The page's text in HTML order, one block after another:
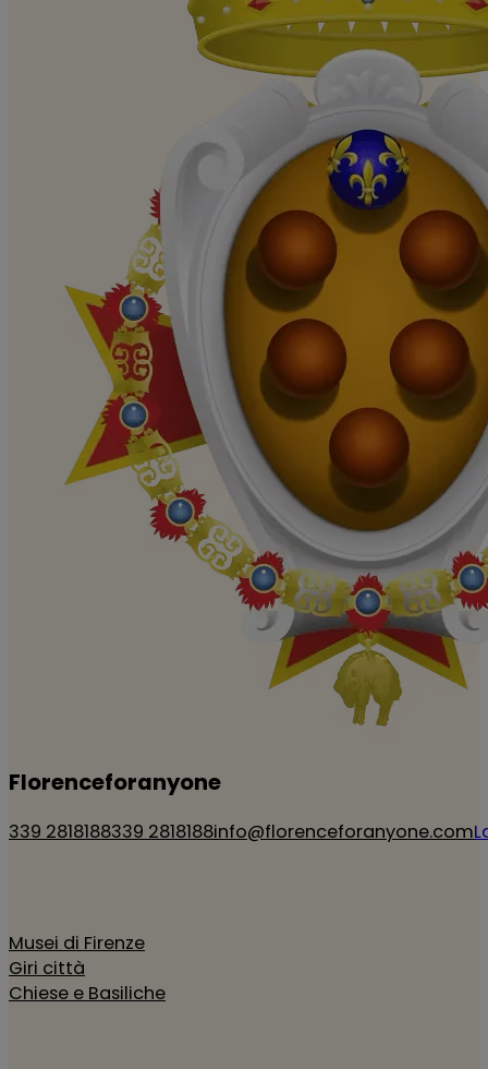
Florenceforanyone
339 2818188339 2818188info@florenceforanyone.com
Musei di Firenze
Giri città
Chiese e Basiliche